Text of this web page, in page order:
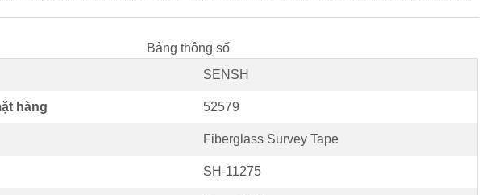
Bảng thông số
SENSH
hàng 52579
Fiberglass Survey Tape
SH-11275